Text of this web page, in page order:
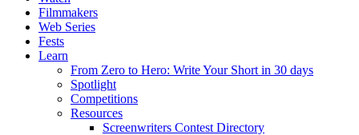
Filmmakers
Web Series
Fests
Learn
From Zero to Hero: Write Your Short in 30 days
Spotlight
Competitions
Resources
Screenwriters Contest Directory